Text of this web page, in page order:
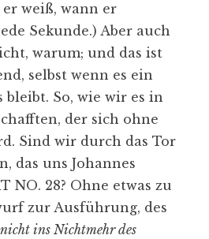
weiß, wann er
Sekunde.) Aber auch
warum; und das ist
selbst wenn es ein
bleibt. So, wie wir es in
der sich ohne
Sind wir durch das Tor
das uns Johannes
NO. 28? Ohne etwas zu
zur Ausführung, des
nicht ins Nichtmehr des